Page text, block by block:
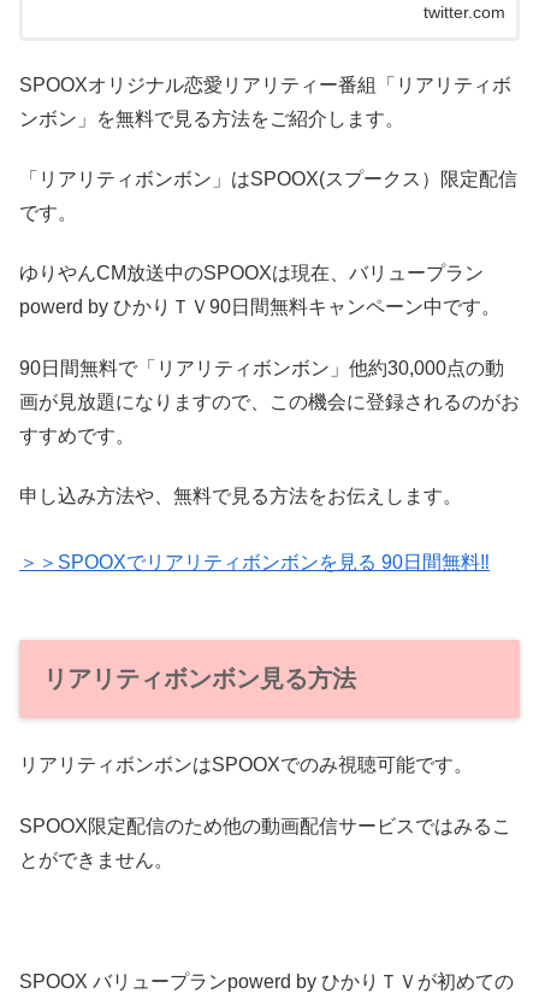
twitter.com
SPOOXオリジナル恋愛リアリティー番組「リアリティボ
ンボン」を無料で見る方法をご紹介します。
「リアリティボンボン」はSPOOX(スプークス）限定配信
です。
ゆりやんCM放送中のSPOOXは現在、バリュープラン
powerd by ひかりＴＶ90日間無料キャンペーン中です。
90日間無料で「リアリティボンボン」他約30,000点の動
画が見放題になりますので、この機会に登録されるのがお
すすめです。
申し込み方法や、無料で見る方法をお伝えします。
＞＞SPOOXでリアリティボンボンを見る 90日間無料‼
リアリティボンボン見る方法
リアリティボンボンはSPOOXでのみ視聴可能です。
SPOOX限定配信のため他の動画配信サービスではみるこ
とができません。
SPOOX バリュープランpowerd by ひかりＴＶが初めての